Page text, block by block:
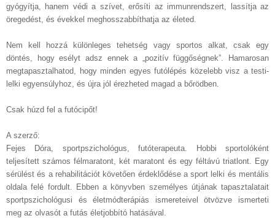
gyógyítja, hanem védi a szívet, erősíti az immunrendszert, lassítja az
öregedést, és évekkel meghosszabbíthatja az életed.
Nem kell hozzá különleges tehetség vagy sportos alkat, csak egy
döntés, hogy esélyt adsz ennek a „pozitív függőségnek”. Hamarosan
megtapasztalhatod, hogy minden egyes futólépés közelebb visz a testi-
lelki egyensúlyhoz, és újra jól érezheted magad a bőrödben.
Csak húzd fel a futócipőt!
A szerző:
Fejes Dóra, sportpszichológus, futóterapeuta. Hobbi sportolóként
teljesített számos félmaratont, két maratont és egy féltávú triatlont. Egy
sérülést és a rehabilitációt követően érdeklődése a sport lelki és mentális
oldala felé fordult. Ebben a könyvben személyes útjának tapasztalatait
sportpszichológusi és életmódterápiás ismereteivel ötvözve ismerteti
meg az olvasót a futás életjobbító hatásával.